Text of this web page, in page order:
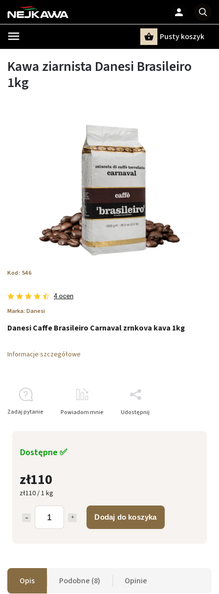
Pusty koszyk
Kawa ziarnista Danesi Brasileiro
1kg
Kod: 546
4 ocen
Marka: Danesi
zł110
zł110 / 1 kg
Dodaj do koszyka
Dostępne ✅
Danesi Caffe Brasileiro Carnaval zrnkova kava 1kg
Informacje szczegółowe
Zadaj pytanie Powiadom mnie Udostępnij
Opis Podobne (8) Opinie